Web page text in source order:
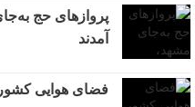
پروازهای حج
آمدند
فضای هوایی